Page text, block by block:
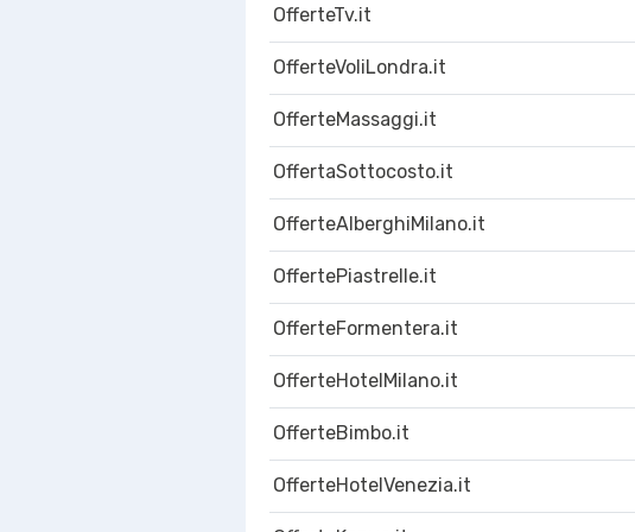
OfferteTv.it
OfferteVoliLondra.it
OfferteMassaggi.it
OffertaSottocosto.it
OfferteAlberghiMilano.it
OffertePiastrelle.it
OfferteFormentera.it
OfferteHotelMilano.it
OfferteBimbo.it
OfferteHotelVenezia.it